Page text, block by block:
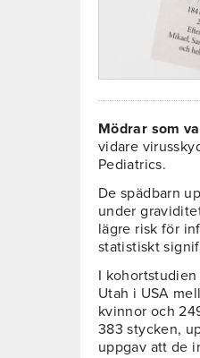
Mödrar som
vidare
Pediatrics.
De spädbarn
under
lägre risk för
statistiskt
I
Utah i USA
kvinnor och
383 stycken,
uppgav att de